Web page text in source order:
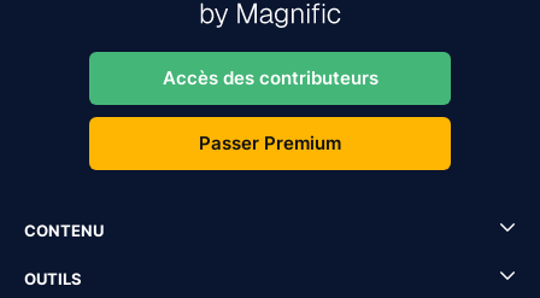
Accès des contributeurs
Passer Premium
CONTENU
OUTILS